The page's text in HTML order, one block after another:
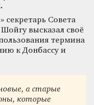
секретарь Совета
высказал своё
термина
к Донбассу и
а старые
которые